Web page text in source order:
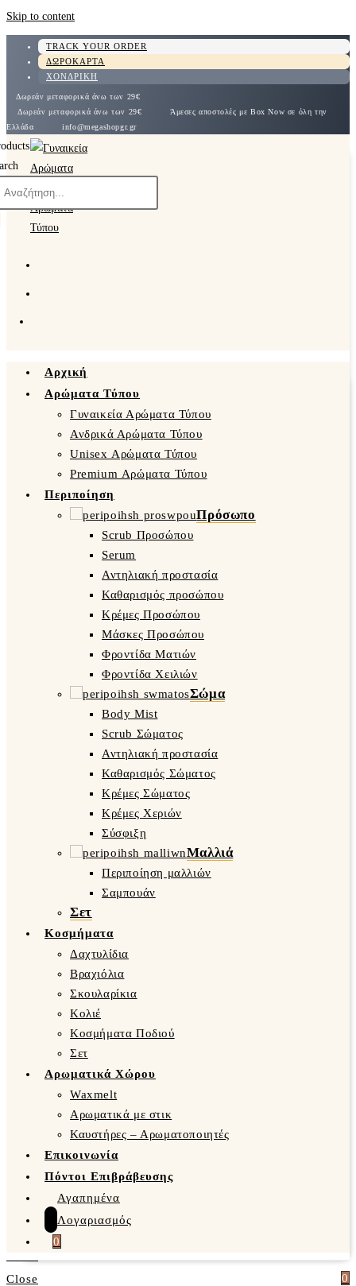
Skip to content
TRACK YOUR ORDER
ΔΩΡΟΚΑΡΤΑ
ΧΟΝΔΡΙΚΗ
Δωρεάν μεταφορικά άνω των 29€
Δωρεάν μεταφορικά άνω των 29€
Άμεσες αποστολές με Box Now σε όλη την
Ελλάδα
info@megashopgr.gr
Αρχική
Αρώματα Τύπου
Γυναικεία Αρώματα Τύπου
Ανδρικά Αρώματα Τύπου
Unisex Αρώματα Τύπου
Premium Αρώματα Τύπου
Περιποίηση
Πρόσωπο
Scrub Προσώπου
Serum
Αντηλιακή προστασία
Καθαρισμός προσώπου
Κρέμες Προσώπου
Μάσκες Προσώπου
Φροντίδα Ματιών
Φροντίδα Χειλιών
Σώμα
Body Mist
Scrub Σώματος
Αντηλιακή προστασία
Καθαρισμός Σώματος
Κρέμες Σώματος
Κρέμες Χεριών
Σύσφιξη
Μαλλιά
Περιποίηση μαλλιών
Σαμπουάν
Σετ
Κοσμήματα
Δαχτυλίδια
Βραχιόλια
Σκουλαρίκια
Κολιέ
Κοσμήματα Ποδιού
Σετ
Αρωματικά Χώρου
Waxmelt
Αρωματικά με στικ
Καυστήρες – Αρωματοποιητές
Επικοινωνία
Πόντοι Επιβράβευσης
Αγαπημένα
Λογαριασμός
0
0
Close